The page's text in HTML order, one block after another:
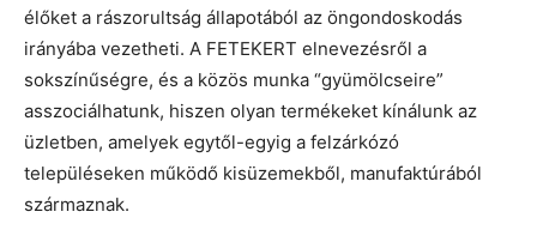
élőket a rászorultság állapotából az öngondoskodás
irányába vezetheti. A FETEKERT elnevezésről a
sokszínűségre, és a közös munka “gyümölcseire”
asszociálhatunk, hiszen olyan termékeket kínálunk az
üzletben, amelyek egytől-egyig a felzárkózó
településeken működő kisüzemekből, manufaktúrából
származnak.